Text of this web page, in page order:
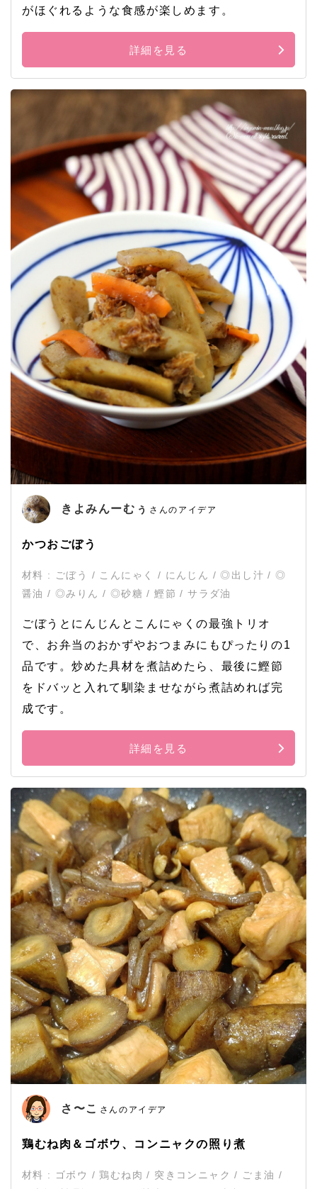
がほぐれるような食感が楽しめます。
詳細を見る
きよみんーむぅ さんのアイデア
かつおごぼう
材料 : ごぼう / こんにゃく / にんじん / ◎出し汁 / ◎
醤油 / ◎みりん / ◎砂糖 / 鰹節 / サラダ油
ごぼうとにんじんとこんにゃくの最強トリオ
で、お弁当のおかずやおつまみにもぴったりの1
品です。炒めた具材を煮詰めたら、最後に鰹節
をドバッと入れて馴染ませながら煮詰めれば完
成です。
詳細を見る
さ〜こ さんのアイデア
鶏むね肉＆ゴボウ、コンニャクの照り煮
材料 : ゴボウ / 鶏むね肉 / 突きコンニャク / ごま油 /